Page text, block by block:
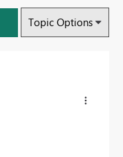
Topic Options